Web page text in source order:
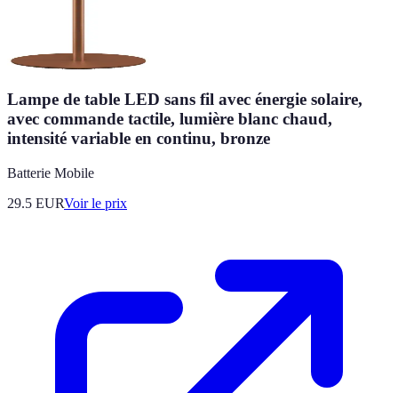
Lampe de table LED sans fil avec énergie solaire,
avec commande tactile, lumière blanc chaud,
intensité variable en continu, bronze
Batterie Mobile
29.5 EURVoir le prix